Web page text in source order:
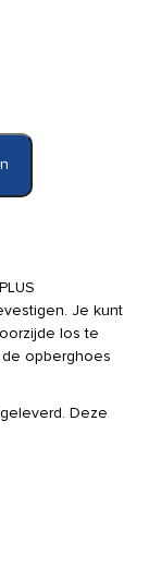
Je kunt
los te
de opberghoes
Deze